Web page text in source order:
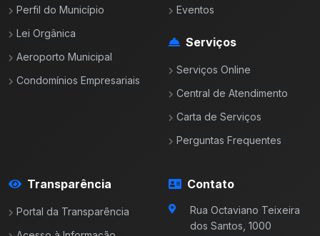
Perfil do Município
Lei Orgânica
Aeroporto Municipal
Condomínios Empresariais
Eventos
Serviços
Serviços Online
Central de Atendimento
Carta de Serviços
Perguntas Frequentes
Transparência
Portal da Transparência
Contato
Rua Octaviano Teixeira
dos Santos, 1000